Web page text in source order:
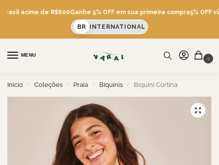
acima de R$600Ganhe 5% OFF em sua primeira compra5% OFF
BR INTERNATIONAL
MENU
0
Início / Coleções / Praia / Biquinis / Biquini Cortina